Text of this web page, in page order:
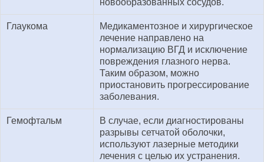
новообразованных сосудов.
Глаукома
Медикаментозное и хирургическое
лечение направлено на
нормализацию ВГД и исключение
повреждения глазного нерва.
Таким образом, можно
приостановить прогрессирование
заболевания.
Гемофтальм
В случае, если диагностированы
разрывы сетчатой оболочки,
используют лазерные методики
лечения с целью их устранения.